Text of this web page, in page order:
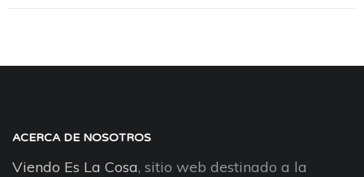
ACERCA DE NOSOTROS
Viendo Es La Cosa, sitio web destinado a la